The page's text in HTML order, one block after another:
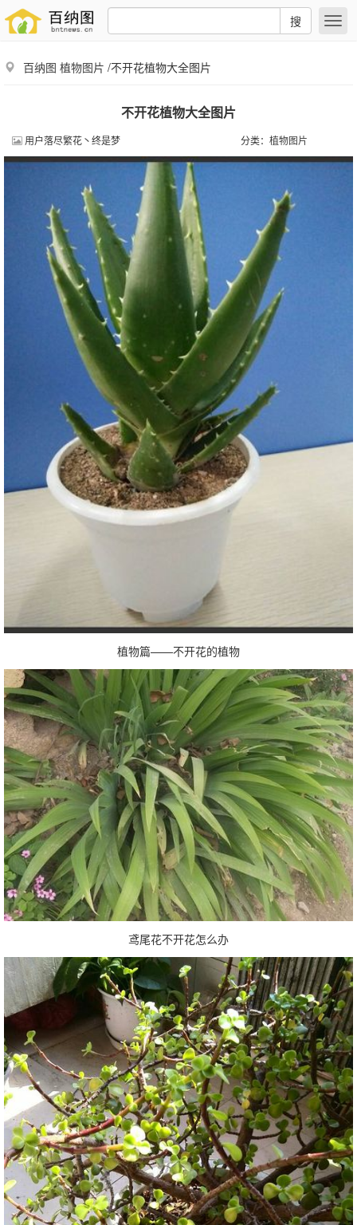
搜
百纳图 植物图片 /不开花植物大全图片
不开花植物大全图片
用户落尽繁花丶终是梦 分类： 植物图片
植物篇——不开花的植物
鸢尾花不开花怎么办